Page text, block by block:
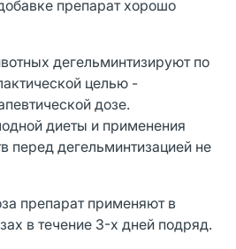
препарат хорошо
дегельминтизируют по
целью -
дозе.
диеты и применения
перед дегельминтизацией не
препарат применяют в
в течение 3-x дней подряд.